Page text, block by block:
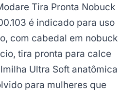
Tira Pronta Nobuck
é indicado para uso
com cabedal em nobuck
tira pronta para calce
Ultra Soft anatômica
para mulheres que